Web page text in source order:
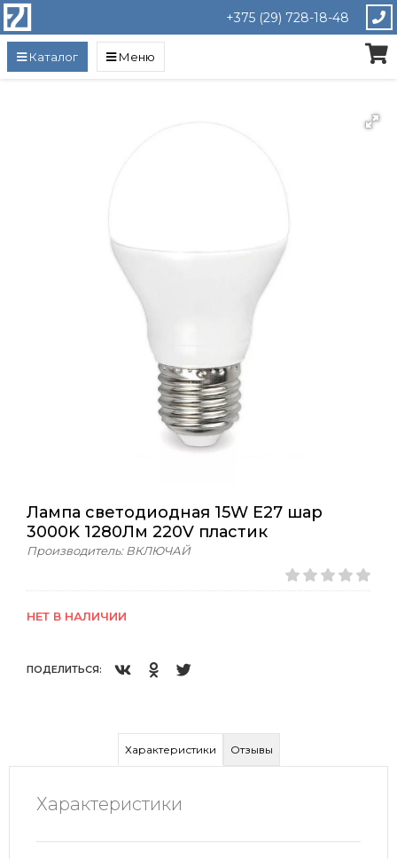
+375 (29) 728-18-48
Каталог Меню
Лампа светодиодная 15W E27 шар
3000K 1280Лм 220V пластик
Производитель: ВКЛЮЧАЙ
НЕТ В НАЛИЧИИ
ПОДЕЛИТЬСЯ:
Характеристики Отзывы
Характеристики